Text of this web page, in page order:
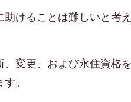
けることは難しいと考
、変更、および永住資格
。